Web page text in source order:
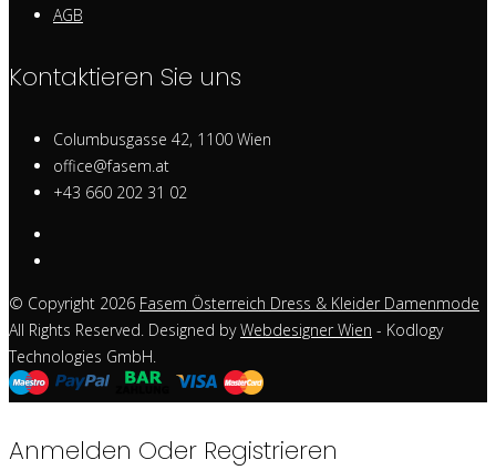
AGB
Kontaktieren Sie uns
Columbusgasse 42, 1100 Wien
office@fasem.at
+43 660 202 31 02
© Copyright 2026 Fasem Österreich Dress & Kleider Damenmode
All Rights Reserved. Designed byWebdesigner Wien - Kodlogy
Technologies GmbH.
Anmelden Oder Registrieren